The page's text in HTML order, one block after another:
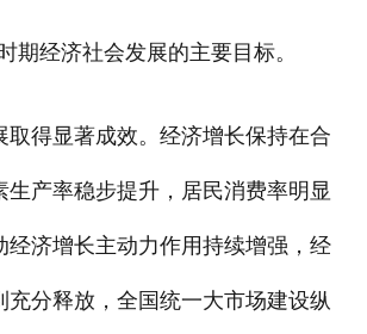
期经济社会发展的主要目标。
得显著成效。经济增长保持在合
生产率稳步提升，居民消费率明显
经济增长主动力作用持续增强，经
充分释放，全国统一大市场建设纵